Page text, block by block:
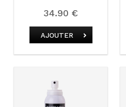
34.90 €
AJOUTER